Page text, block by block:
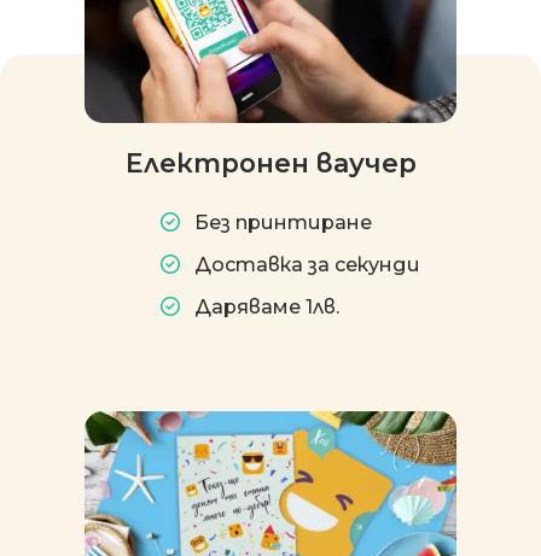
Електронен ваучер
Без принтиране
Доставка за секунди
Даряваме 1лв.